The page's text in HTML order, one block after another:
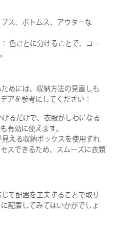
プス、ボトムス、アウターな
色ごとに分けることで、コー
めには、収納方法の見直しも
アを参考にしてください：
けるだけで、衣服がしわになる
有効に使えます。
見える収納ボックスを使用すれ
スできるため、スムーズに衣類
て配置を工夫することで取り
配置してみてはいかがでしょ